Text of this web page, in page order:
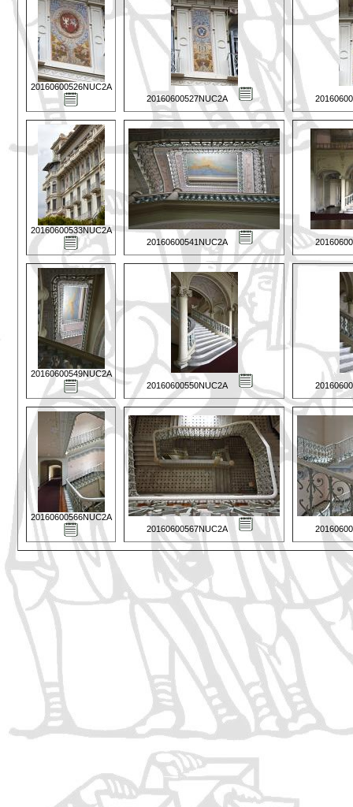
20160600526NUC2A
20160600527NUC2A
20160600533NUC2A
20160600541NUC2A
20160600549NUC2A
20160600550NUC2A
20160600566NUC2A
20160600567NUC2A